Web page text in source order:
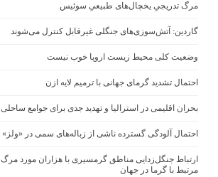
مرگ تدریجیِ یخچال‌های طبیعیِ سوئیس
گاردین: آتش‌سوزی‌های جنگلی غیرقابل کنترل می‌شوند
وضعیت کلی محیط زیست اروپا خوب نیست
احتمال تشدید گرمای جهانی با ترمیم لایه ازن
بحران اقلیمی در استرالیا و تهدید جدی برای جوامع ساحلی
احتمال آلودگی گسترده ناشی از زباله‌های سمی در «ولز»
ارتباط جنگل‌زدایی مناطق گرمسیری با هزاران مورد مرگ
مرتبط با گرما در جهان